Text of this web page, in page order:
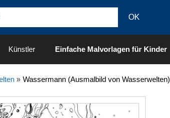
Künstler Einfache Malvorlagen für Kinder
» Wassermann (Ausmalbild von Wasserwelten)